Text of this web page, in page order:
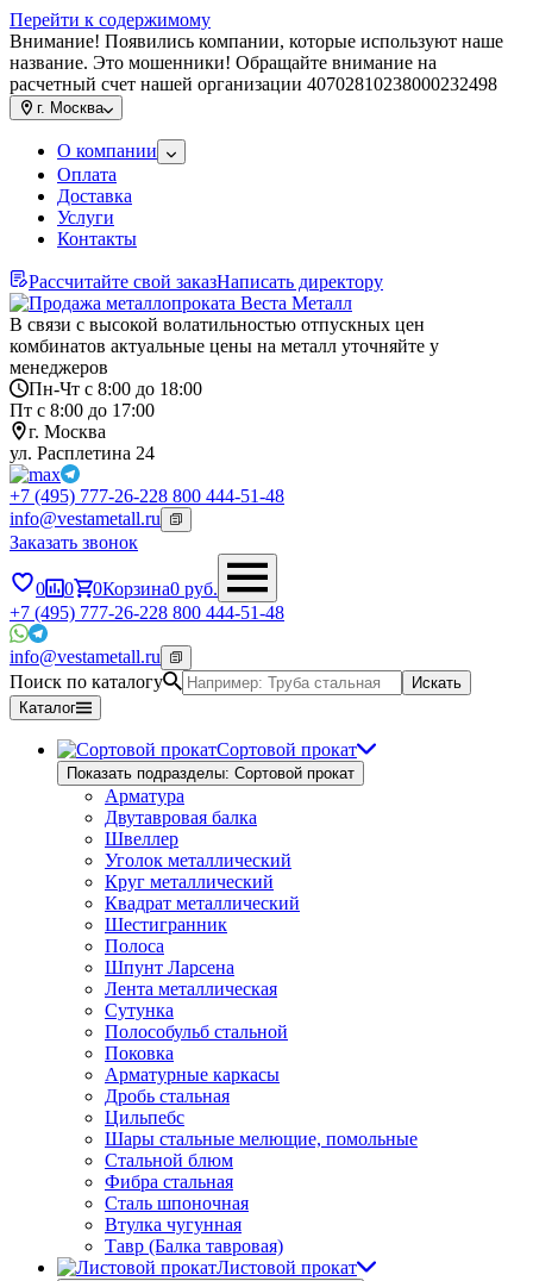
Перейти к содержимому
Внимание! Появились компании, которые используют наше
название. Это мошенники! Обращайте внимание на
расчетный счет нашей организации 40702810238000232498
г. Москва
О компании
Оплата
Доставка
Услуги
Контакты
Рассчитайте свой заказНаписать директору
В связи с высокой волатильностью отпускных цен
комбинатов актуальные цены на металл уточняйте у
менеджеров
Пн-Чт с 8:00 до 18:00
Пт с 8:00 до 17:00
г. Москва
ул. Расплетина 24
+7 (495) 777-26-228 800 444-51-48
info@vestametall.ru
Заказать звонок
0 0 0Корзина0 руб.
+7 (495) 777-26-228 800 444-51-48
info@vestametall.ru
Поиск по каталогу
Искать
Каталог
Сортовой прокат
Показать подразделы: Сортовой прокат
Арматура
Двутавровая балка
Швеллер
Уголок металлический
Круг металлический
Квадрат металлический
Шестигранник
Полоса
Шпунт Ларсена
Лента металлическая
Сутунка
Полособульб стальной
Поковка
Арматурные каркасы
Дробь стальная
Цильпебс
Шары стальные мелющие, помольные
Стальной блюм
Фибра стальная
Сталь шпоночная
Втулка чугунная
Тавр (Балка тавровая)
Листовой прокат